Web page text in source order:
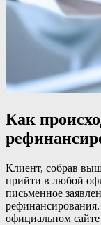
Как
Клиент, собрав
прийти в любой
письменное
официальном